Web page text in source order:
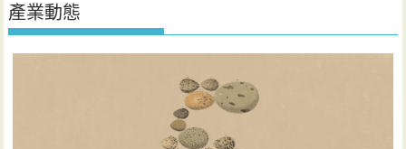
產業動態